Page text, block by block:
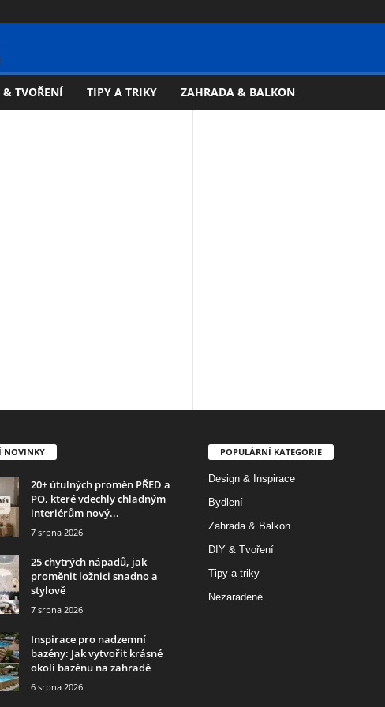
& TVOŘENÍ TIPY A TRIKY ZAHRADA & BALKON
NOVINKY
20+ útulných proměn PŘED a
PO, které vdechly chladným
interiérům nový...
7 srpna 2026
25 chytrých nápadů, jak
proměnit ložnici snadno a
stylově
7 srpna 2026
Inspirace pro nadzemní
bazény: Jak vytvořit krásné
okolí bazénu na zahradě
6 srpna 2026
POPULÁRNÍ KATEGORIE
Design & Inspirace
Bydlení
Zahrada & Balkon
DIY & Tvoření
Tipy a triky
Nezaradené